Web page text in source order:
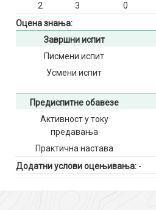
2
3 0
Оцена знања:
Завршни испит
Писмени испит
Усмени испит
Предиспитне обавезе
Активност у току
предавања
Практична настава
Додатни услови оцењивања: -